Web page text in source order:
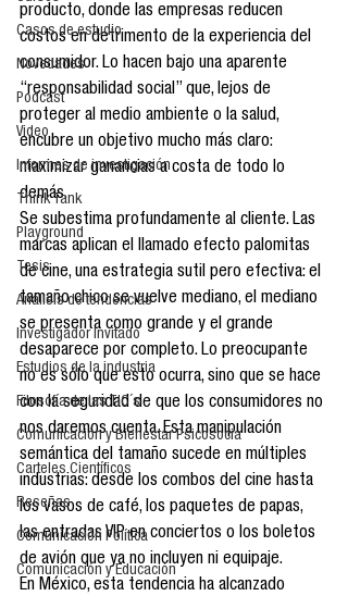
Casos de estudio
Novedades
Podcast
Video
Informes de investigación
Think Tank
Playground
Tesis
Análisis de tendencias
Investigador Invitado
Estudios de la industria
Filosofía de las TIC´s
Comunicación y Bienestar Psicosocia
Carteles Científicos
Reseñas
Comunicación Política
Comunicación y Educación
producto, donde las empresas reducen
costos en detrimento de la experiencia del
consumidor. Lo hacen bajo una aparente
“responsabilidad social” que, lejos de
proteger al medio ambiente o la salud,
encubre un objetivo mucho más claro:
maximizar ganancias a costa de todo lo
demás.
Se subestima profundamente al cliente. Las
marcas aplican el llamado efecto palomitas
de cine, una estrategia sutil pero efectiva: el
tamaño chico se vuelve mediano, el mediano
se presenta como grande y el grande
desaparece por completo. Lo preocupante
no es sólo que esto ocurra, sino que se hace
con la seguridad de que los consumidores no
nos daremos cuenta. Esta manipulación
semántica del tamaño sucede en múltiples
industrias: desde los combos del cine hasta
los vasos de café, los paquetes de papas,
las entradas VIP en conciertos o los boletos
de avión que ya no incluyen ni equipaje.
En México, esta tendencia ha alcanzado